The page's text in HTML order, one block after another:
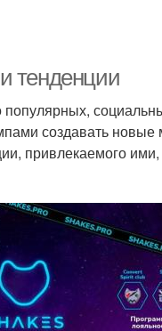
тенденции
популярных,
создавать новые
привлекаемого